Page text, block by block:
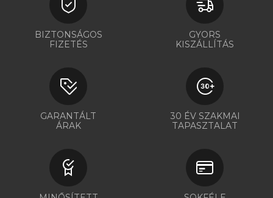
BIZTONSÁGOS
FIZETÉS
GYORS
KISZÁLLÍTÁS
GARANTÁLT
ÁRAK
30 ÉV SZAKMAI
TAPASZTALAT